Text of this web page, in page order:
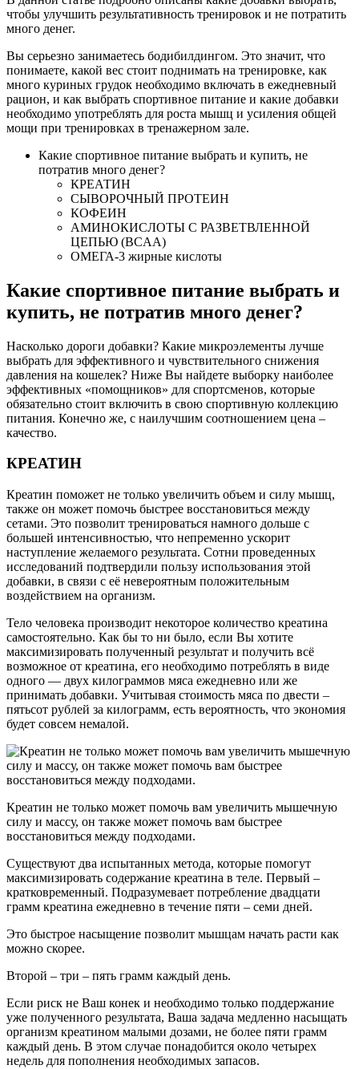
чтобы улучшить результативность тренировок и не потратить
много денег.
Вы серьезно занимаетесь бодибилдингом. Это значит, что
понимаете, какой вес стоит поднимать на тренировке, как
много куриных грудок необходимо включать в ежедневный
рацион, и как выбрать спортивное питание и какие добавки
необходимо употреблять для роста мышц и усиления общей
мощи при тренировках в тренажерном зале.
Какие спортивное питание выбрать и купить, не
потратив много денег?
КРЕАТИН
СЫВОРОЧНЫЙ ПРОТЕИН
КОФЕИН
АМИНОКИСЛОТЫ С РАЗВЕТВЛЕННОЙ
ЦЕПЬЮ (BCAA)
ОМЕГА-3 жирные кислоты
Какие спортивное питание выбрать и
купить, не потратив много денег?
Насколько дороги добавки? Какие микроэлементы лучше
выбрать для эффективного и чувствительного снижения
давления на кошелек? Ниже Вы найдете выборку наиболее
эффективных «помощников» для спортсменов, которые
обязательно стоит включить в свою спортивную коллекцию
питания. Конечно же, с наилучшим соотношением цена –
качество.
КРЕАТИН
Креатин поможет не только увеличить объем и силу мышц,
также он может помочь быстрее восстановиться между
сетами. Это позволит тренироваться намного дольше с
большей интенсивностью, что непременно ускорит
наступление желаемого результата. Сотни проведенных
исследований подтвердили пользу использования этой
добавки, в связи с её невероятным положительным
воздействием на организм.
Тело человека производит некоторое количество креатина
самостоятельно. Как бы то ни было, если Вы хотите
максимизировать полученный результат и получить всё
возможное от креатина, его необходимо потреблять в виде
одного — двух килограммов мяса ежедневно или же
принимать добавки. Учитывая стоимость мяса по двести –
пятьсот рублей за килограмм, есть вероятность, что экономия
будет совсем немалой.
Креатин не только может помочь вам увеличить мышечную
силу и массу, он также может помочь вам быстрее
восстановиться между подходами.
Существуют два испытанных метода, которые помогут
максимизировать содержание креатина в теле. Первый –
кратковременный. Подразумевает потребление двадцати
грамм креатина ежедневно в течение пяти – семи дней.
Это быстрое насыщение позволит мышцам начать расти как
можно скорее.
Второй – три – пять грамм каждый день.
Если риск не Ваш конек и необходимо только поддержание
уже полученного результата, Ваша задача медленно насыщать
организм креатином малыми дозами, не более пяти грамм
каждый день. В этом случае понадобится около четырех
недель для пополнения необходимых запасов.